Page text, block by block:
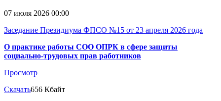
07 июля 2026 00:00
Заседание Президиума ФПСО №15 от 23 апреля 2026 года
О практике работы СОО ОПРК в сфере защиты
социально-трудовых прав работников
Просмотр
Скачать656 Кбайт